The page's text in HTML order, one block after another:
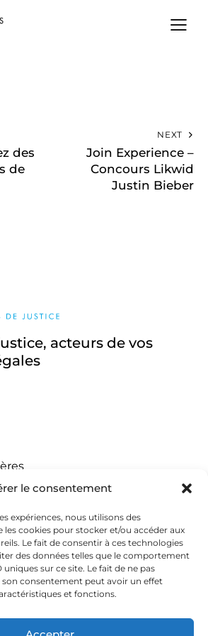
le consentement
expériences, nous utilisons des
les cookies pour stocker et/ou accéder aux
Le fait de consentir à ces technologies
des données telles que le comportement
sur ce site. Le fait de ne pas
consentement peut avoir un effet
et fonctions.
des
de
NEXT
Join Experience –
Concours Likwid
Justin Bieber
acteurs de vos
nilles.lu